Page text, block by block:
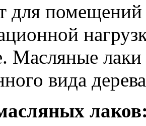
для помещений
Масляные лаки
вида